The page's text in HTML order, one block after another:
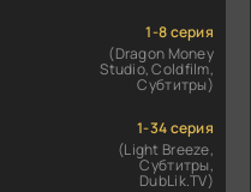
1-8 серия
(Dragon Money
Studio, Coldfilm,
Субтитры)
1-34 серия
(Light Breeze,
Субтитры,
DubLik.TV)